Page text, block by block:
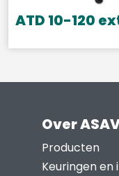
gekozen
op
ATD 10-120
Over
Producten
Keuringen en